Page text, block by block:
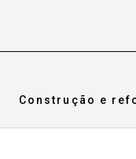
Construção e